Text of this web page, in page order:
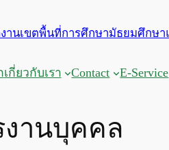
เกี่ยวกับเรา Contact E-Service
านบุคคล